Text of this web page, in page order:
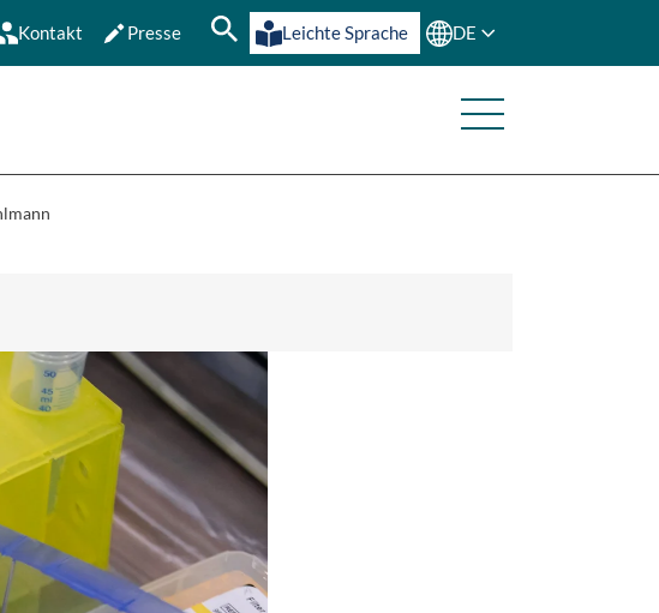
Kontakt Presse Leichte Sprache DE